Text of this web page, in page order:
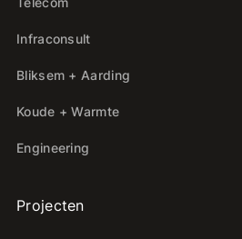
Infraconsult
Bliksem + Aarding
Koude + Warmte
Engineering
Projecten